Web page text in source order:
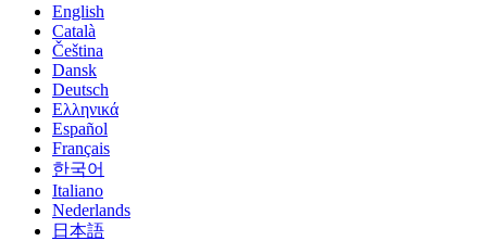
English
Català
Čeština
Dansk
Deutsch
Ελληνικά
Español
Français
한국어
Italiano
Nederlands
日本語